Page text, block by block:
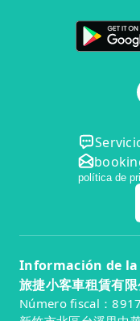
política de
Información de
旅捷小客車租賃有限
Número fiscal：